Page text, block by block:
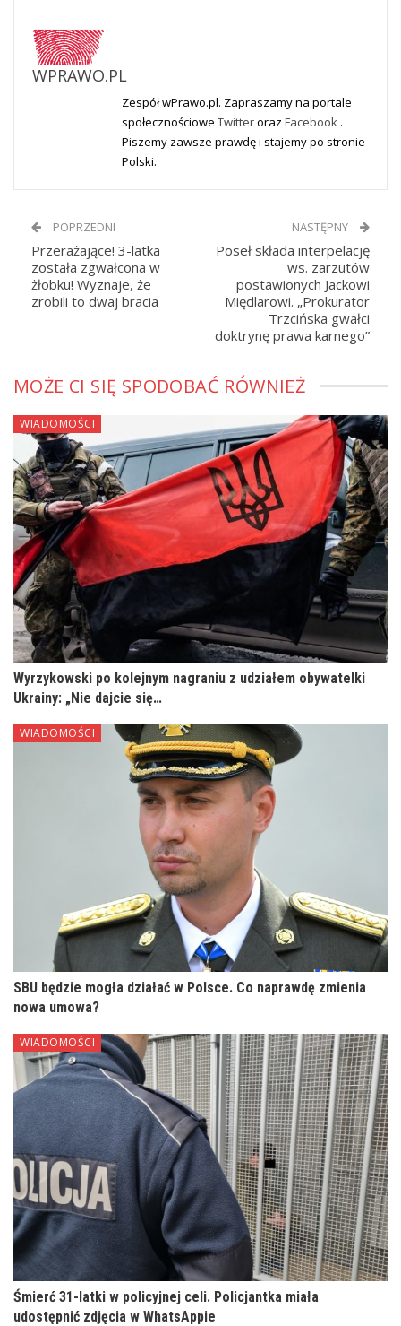
WPRAWO.PL
Zespół wPrawo.pl. Zapraszamy na portale
społecznościowe Twitteroraz Facebook .
Piszemy zawsze prawdę i stajemy po stronie
Polski.
POPRZEDNI
Przerażające! 3-latka
została zgwałcona w
żłobku! Wyznaje, że
zrobili to dwaj bracia
NASTĘPNY
Poseł składa interpelację
ws. zarzutów
postawionych Jackowi
Międlarowi. „Prokurator
Trzcińska gwałci
doktrynę prawa karnego”
MOŻE CI SIĘ SPODOBAĆ RÓWNIEŻ
WIADOMOŚCI
Wyrzykowski po kolejnym nagraniu z udziałem obywatelki
Ukrainy: „Nie dajcie się…
WIADOMOŚCI
SBU będzie mogła działać w Polsce. Co naprawdę zmienia
nowa umowa?
WIADOMOŚCI
Śmierć 31-latki w policyjnej celi. Policjantka miała
udostępnić zdjęcia w WhatsAppie